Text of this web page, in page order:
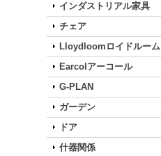
インダストリアル家具
チェア
Lloydloomロイドルーム
Earcolアーコール
G-PLAN
ガーデン
ドア
什器関係